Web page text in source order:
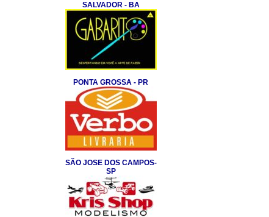
SALVADOR - BA
PONTA GROSSA - PR
SÃO JOSE DOS CAMPOS-
SP